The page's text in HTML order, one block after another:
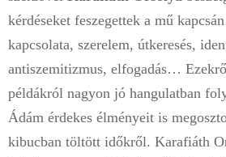
kérdéseket feszegettek a mű
kapcsolata, szerelem, útkeresés,
antiszemitizmus, elfogadás…
példákról nagyon jó hangulatban
Ádám érdekes élményeit is
kibucban töltött időkről. Karafiáth